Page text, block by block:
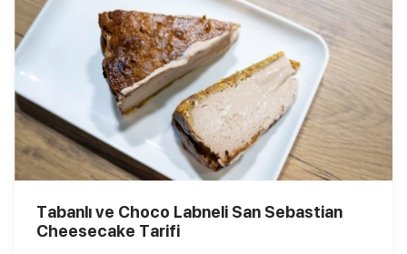
Tabanlı ve Choco Labneli San Sebastian
Cheesecake Tarifi